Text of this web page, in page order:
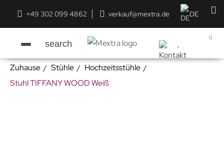
+49 302 099 4862 verkauf@mextra.de DE
search
0
Zuhause Stühle
Hochzeitsstühle
Stuhl TIFFANY WOOD Weiß